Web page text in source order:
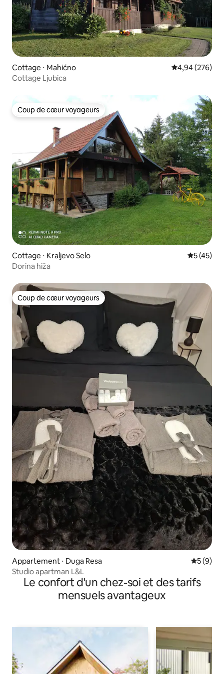
Cottage ⋅ Mahićno Évaluation
4,94 (276)
Cottage Ljubica
Coup de cœur voyageurs
Coup de cœur voyageurs
Cottage ⋅ Kraljevo Selo
5 (45)
Dorina hiža
Coup de cœur voyageurs
Coup de cœur voyageurs
Appartement ⋅ Duga Resa
5 (9)
Studio apartman L&L
Le confort d'un chez-soi et des tarifs
mensuels avantageux